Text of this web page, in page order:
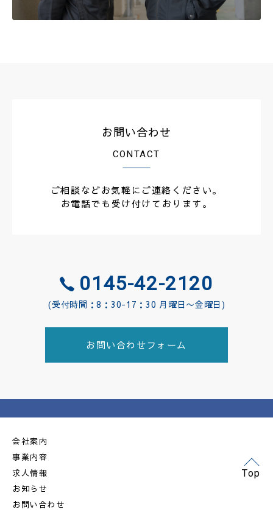
お問い合わせ
CONTACT
ご相談などお気軽にご連絡ください。
お電話でも受け付けております。
0145-42-2120
(受付時間：8：30-17：30 月曜日〜金曜日)
お問い合わせフォーム
Top
会社案内
事業内容
求人情報
お知らせ
お問い合わせ